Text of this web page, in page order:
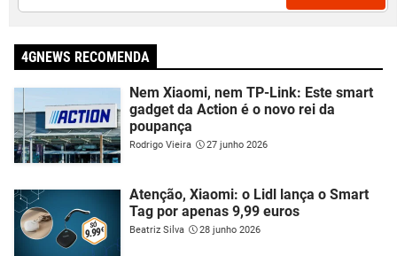
4GNEWS RECOMENDA
Nem Xiaomi, nem TP-Link: Este smart
gadget da Action é o novo rei da
poupança
Rodrigo Vieira 27 junho 2026
Atenção, Xiaomi: o Lidl lança o Smart
Tag por apenas 9,99 euros
Beatriz Silva 28 junho 2026